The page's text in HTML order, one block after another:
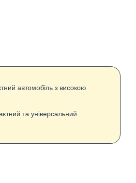
автомобіль з високою
та універсальний